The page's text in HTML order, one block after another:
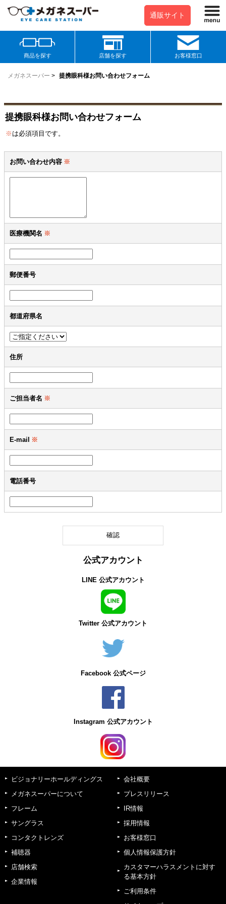
通販サイト
商品を探す 店舗を探す お客様窓口
メガネスーパー > 提携眼科様お問い合わせフォーム
提携眼科様お問い合わせフォーム
※ は必須項目です。
お問い合わせ内容 ※
医療機関名 ※
郵便番号
都道府県名
住所
ご担当者名 ※
E-mail ※
電話番号
公式アカウント
LINE 公式アカウント
Twitter 公式アカウント
Facebook 公式ページ
Instagram 公式アカウント
ビジョナリーホールディングス
メガネスーパーについて
フレーム
サングラス
コンタクトレンズ
補聴器
店舗検索
企業情報
会社概要
プレスリリース
IR情報
採用情報
お客様窓口
個人情報保護方針
カスタマーハラスメントに対す
る基本方針
ご利用条件